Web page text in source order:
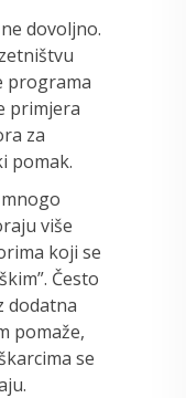
dovoljno.
programa
primjera
za
pomak.
više
koji se
Često
dodatna
pomaže,
se